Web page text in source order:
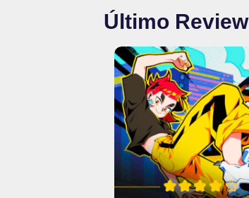
Último Review